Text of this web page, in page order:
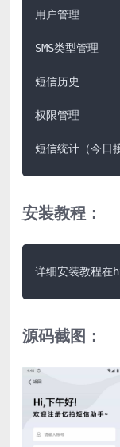
用户管理
SMS类型管理
短信历史
权限管理
短信统计（今日
安装教程：
详细安装教程
源码截图：